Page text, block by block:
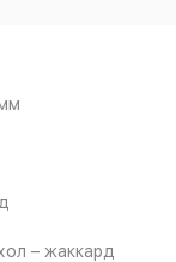
– жаккард